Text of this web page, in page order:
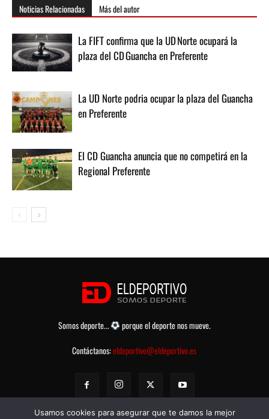
Noticias Relacionadas Más del autor
La FIFT confirma que la UD Norte ocupará la
plaza del CD Guancha en Preferente
La UD Norte podria ocupar la plaza del Guancha
en Preferente
El CD Guancha anuncia que no competirá en la
Regional Preferente
Somos deporte...
porque el deporte nos mueve.
Contáctanos:eldeportivo@eldeportivo.es
Usamos cookies para asegurar que te damos la mejor